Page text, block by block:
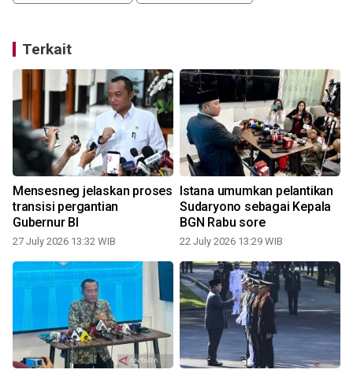
Terkait
Mensesneg jelaskan proses
transisi pergantian
Gubernur BI
27 July 2026 13:32 WIB
Istana umumkan pelantikan
Sudaryono sebagai Kepala
BGN Rabu sore
22 July 2026 13:29 WIB